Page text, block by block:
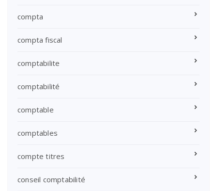
compta
compta fiscal
comptabilite
comptabilité
comptable
comptables
compte titres
conseil comptabilité